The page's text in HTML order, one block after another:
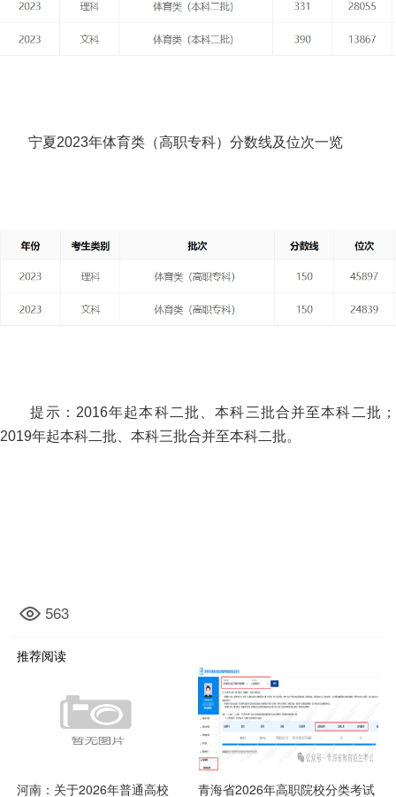
宁夏2023年体育类（高职专科）分数线及位次一览
提示：2016年起本科二批、本科三批合并至本科二批；
2019年起本科二批、本科三批合并至本科二批。
563
推荐阅读
河南：关于2026年普通高校 青海省2026年高职院校分类考试